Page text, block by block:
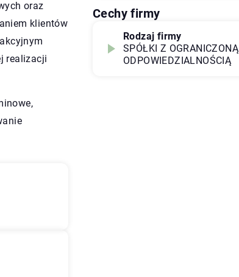
oraz
klientów
realizacji
Cechy firmy
Rodzaj firmy
SPÓŁKI Z OGRANICZONĄ
ODPOWIEDZIALNOŚCIĄ